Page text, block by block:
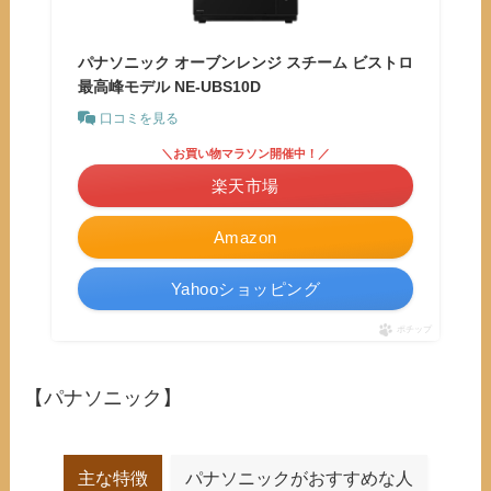
パナソニック オーブンレンジ スチーム ビストロ
最高峰モデル NE-UBS10D
口コミを見る
Amazon
＼お買い物マラソン開催中！／
楽天市場
Yahooショッピング
ポチップ
【パナソニック】
主な特徴 パナソニックがおすすめな人